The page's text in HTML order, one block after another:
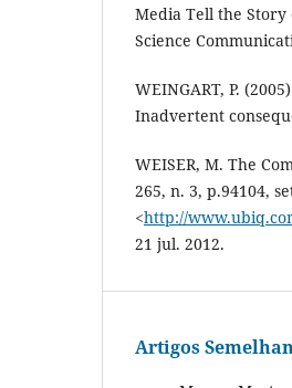
Media Tell the Story
Science
WEINGART, P.
Inadvertent
WEISER, M. The
265, n. 3, p.94104,
<http://
21 jul. 2012.
Artigos